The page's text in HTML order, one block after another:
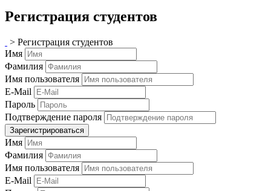
Регистрация студентов
> Регистрация студентов
Имя
Фамилия
Имя пользователя
E-Mail
Пароль
Подтверждение пароля
Зарегистрироваться
Имя
Фамилия
Имя пользователя
E-Mail